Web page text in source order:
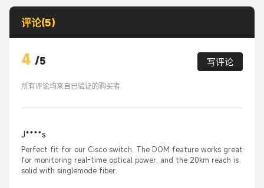
评论(5)
4 /5 写评论
所有评论均来自已验证的购买者
J****s
Perfect fit for our Cisco switch. The DOM feature works great
for monitoring real-time optical power, and the 20km reach is
solid with singlemode fiber.